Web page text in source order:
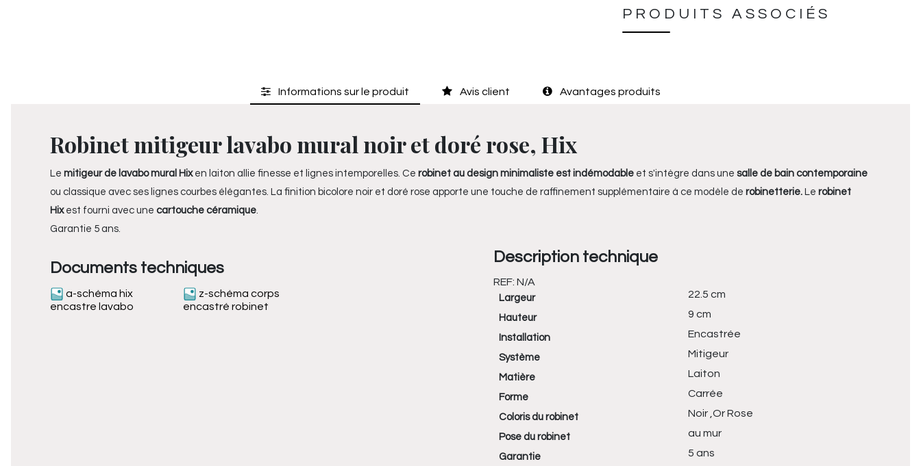
PRODUITS ASSOCIÉS
Informations sur le produit Avis client Avantages produits
Robinet mitigeur lavabo mural noir et doré rose, Hix
Le mitigeur de lavabo mural Hix en laiton allie finesse et lignes intemporelles. Ce robinet au design minimaliste est indémodable et s'intègre dans une salle de bain contemporaine
ou classique avec ses lignes courbes élégantes. La finition bicolore noir et doré rose apporte une touche de raffinement supplémentaire à ce modèle de robinetterie. Le robinet
Hix est fourni avec une cartouche céramique
Garantie 5 ans.
Documents techniques
a-schéma hix
encastre lavabo
z-schéma corps
encastré robinet
Description technique
REF: N/A
Largeur 22.5 cm
Hauteur 9 cm
Installation Encastrée
Système Mitigeur
Matière Laiton
Forme Carrée
Coloris du robinet Noir ,Or Rose
Pose du robinet au mur
Garantie 5 ans